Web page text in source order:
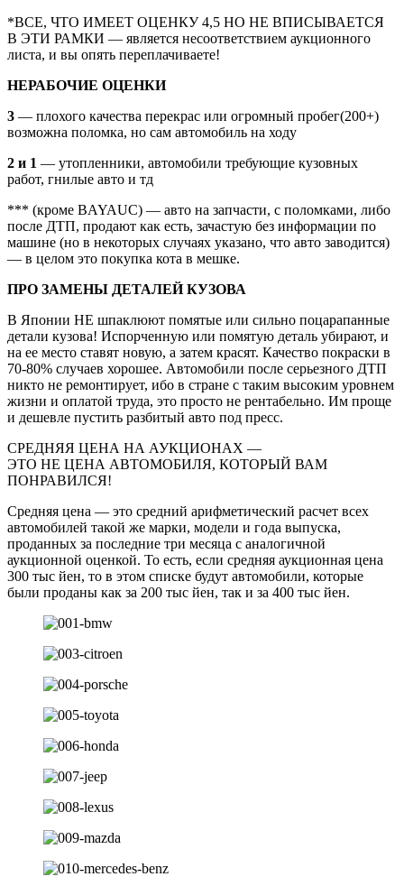
*ВСЕ, ЧТО ИМЕЕТ ОЦЕНКУ 4,5 НО НЕ ВПИСЫВАЕТСЯ
В ЭТИ РАМКИ — является несоответствием аукционного
листа, и вы опять переплачиваете!
НЕРАБОЧИЕ ОЦЕНКИ
3 — плохого качества перекрас или огромный пробег(200+)
возможна поломка, но сам автомобиль на ходу
2 и 1 — утопленники, автомобили требующие кузовных
работ, гнилые авто и тд
*** (кроме BAYAUC) — авто на запчасти, с поломками, либо
после ДТП, продают как есть, зачастую без информации по
машине (но в некоторых случаях указано, что авто заводится)
— в целом это покупка кота в мешке.
ПРО ЗАМЕНЫ ДЕТАЛЕЙ КУЗОВА
В Японии НЕ шпаклюют помятые или сильно поцарапанные
детали кузова! Испорченную или помятую деталь убирают, и
на ее место ставят новую, а затем красят. Качество покраски в
70-80% случаев хорошее. Автомобили после серьезного ДТП
никто не ремонтирует, ибо в стране с таким высоким уровнем
жизни и оплатой труда, это просто не рентабельно. Им проще
и дешевле пустить разбитый авто под пресс.
СРЕДНЯЯ ЦЕНА НА АУКЦИОНАХ —
ЭТО НЕ ЦЕНА АВТОМОБИЛЯ, КОТОРЫЙ ВАМ
ПОНРАВИЛСЯ!
Средняя цена — это средний арифметический расчет всех
автомобилей такой же марки, модели и года выпуска,
проданных за последние три месяца с аналогичной
аукционной оценкой. То есть, если средняя аукционная цена
300 тыс йен, то в этом списке будут автомобили, которые
были проданы как за 200 тыс йен, так и за 400 тыс йен.